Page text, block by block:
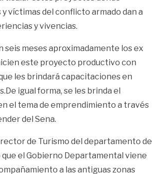
víctimas del conflicto armado dan a
y vivencias.
seis meses aproximadamente los ex
este proyecto productivo con
les brindará capacitaciones en
igual forma, se les brinda el
el tema de emprendimiento a través
del Sena.
de Turismo del departamento
el Gobierno Departamental viene
a las antiguas zonas